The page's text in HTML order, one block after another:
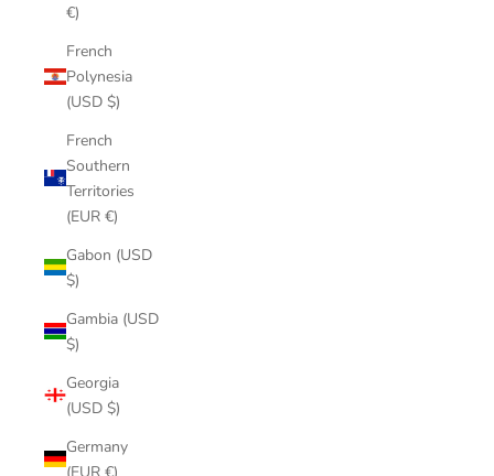
€)
French
Polynesia
(USD $)
French
Southern
Territories
(EUR €)
Gabon (USD
$)
Gambia (USD
$)
Georgia
(USD $)
Germany